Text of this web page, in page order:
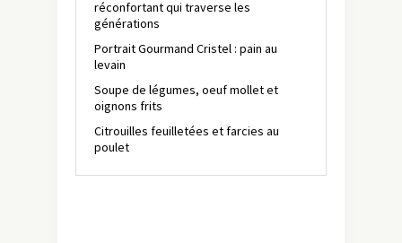
réconfortant qui traverse les
générations
Portrait Gourmand Cristel : pain au
levain
Soupe de légumes, oeuf mollet et
oignons frits
Citrouilles feuilletées et farcies au
poulet